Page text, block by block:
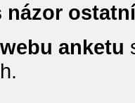
názor
anketu